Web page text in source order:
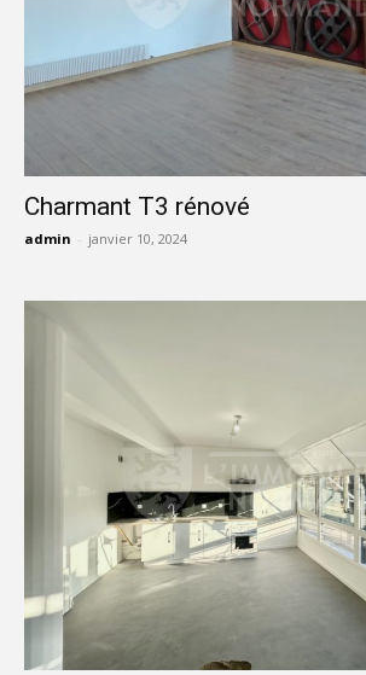
Charmant T3 rénové
admin - janvier 10, 2024